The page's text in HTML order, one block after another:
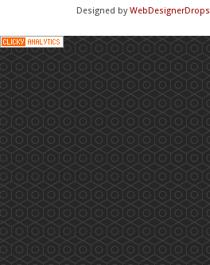
Designed byWebDesignerDrops